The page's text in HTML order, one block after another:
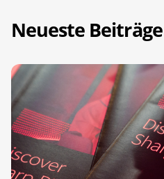
Neueste Beiträge